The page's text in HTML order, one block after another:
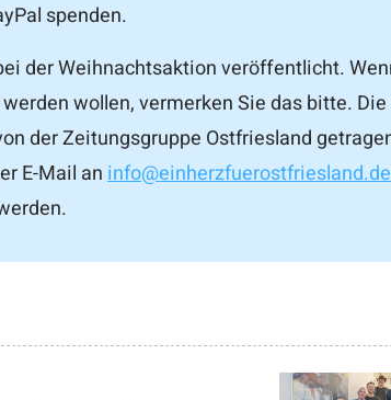
spenden.
der Weihnachtsaktion veröffentlicht.
wollen, vermerken Sie das bitte. Die
der Zeitungsgruppe Ostfriesland
E-Mail aninfo@einherzfuerostfriesland.de